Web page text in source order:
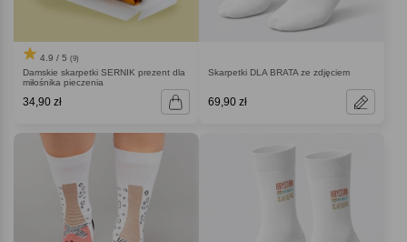
4.9 / 5 (9)
Damskie skarpetki SERNIK prezent dla
miłośnika pieczenia
34,90 zł
Skarpetki DLA BRATA ze zdjęciem
69,90 zł